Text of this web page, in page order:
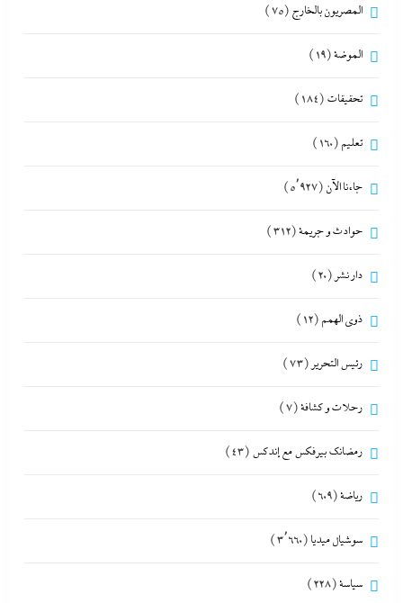
المصريون بالخارج (75)
الموضة(19)
تحقيقات (184)
تعليم (160)
جاءنا الآن (5٬927)
حوادث و جريمة(312)
دار نشر (20)
ذوى الهمم (12)
رئيس التحرير (73)
رحلات و كشافة(7)
رمضانك بيرفكس مع إندكس (43)
رياضة(609)
سوشيال ميديا (3٬660)
سياسة(228)